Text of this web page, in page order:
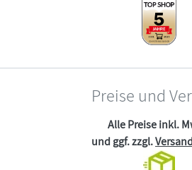
Preise und
Alle Preise inkl.
und ggf. zzgl.